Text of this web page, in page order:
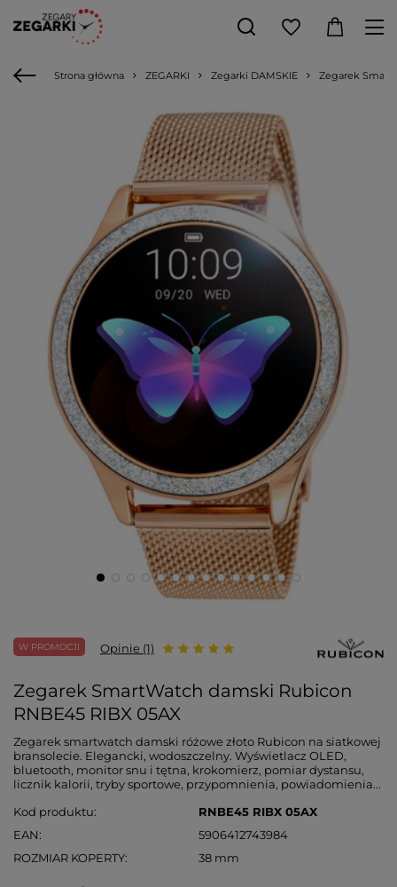
Strona główna ZEGARKI Zegarki DAMSKIE Zegarek
W PROMOCJI Opinie (1)
Zegarek SmartWatch damski Rubicon
RNBE45 RIBX 05AX
Zegarek smartwatch damski różowe złoto Rubicon na siatkowej
bransolecie. Elegancki, wodoszczelny. Wyświetlacz OLED,
bluetooth, monitor snu i tętna, krokomierz, pomiar dystansu,
licznik kalorii, tryby sportowe, przypomnienia, powiadomienia...
Kod produktu
RNBE45 RIBX 05AX
EAN
5906412743984
ROZMIAR KOPERTY
38 mm